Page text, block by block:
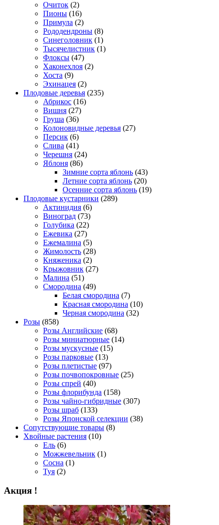
Очиток (2)
Пионы (16)
Примула (2)
Рододендроны (8)
Синеголовник (1)
Тысячелистник (1)
Флоксы (47)
Хаконехлоя (2)
Хоста (9)
Эхинацея (2)
Плодовые деревья (235)
Абрикос (16)
Вишня (27)
Груша (36)
Колоновидные деревья (27)
Персик (6)
Слива (41)
Черешня (24)
Яблоня (86)
Зимние сорта яблонь (43)
Летние сорта яблонь (20)
Осенние сорта яблонь (19)
Плодовые кустарники (289)
Актинидия (6)
Виноград (73)
Голубика (22)
Ежевика (27)
Ежемалина (5)
Жимолость (28)
Княженика (2)
Крыжовник (27)
Малина (51)
Смородина (49)
Белая смородина (7)
Красная смородина (10)
Черная смородина (32)
Розы (858)
Розы Английские (68)
Розы миниатюрные (14)
Розы мускусные (15)
Розы парковые (13)
Розы плетистые (97)
Розы почвопокровные (25)
Розы спрей (40)
Розы флорибунда (158)
Розы чайно-гибридные (307)
Розы шраб (133)
Розы Японской селекции (38)
Сопутствующие товары (8)
Хвойные растения (10)
Ель (6)
Можжевельник (1)
Сосна (1)
Туя (2)
Акция !